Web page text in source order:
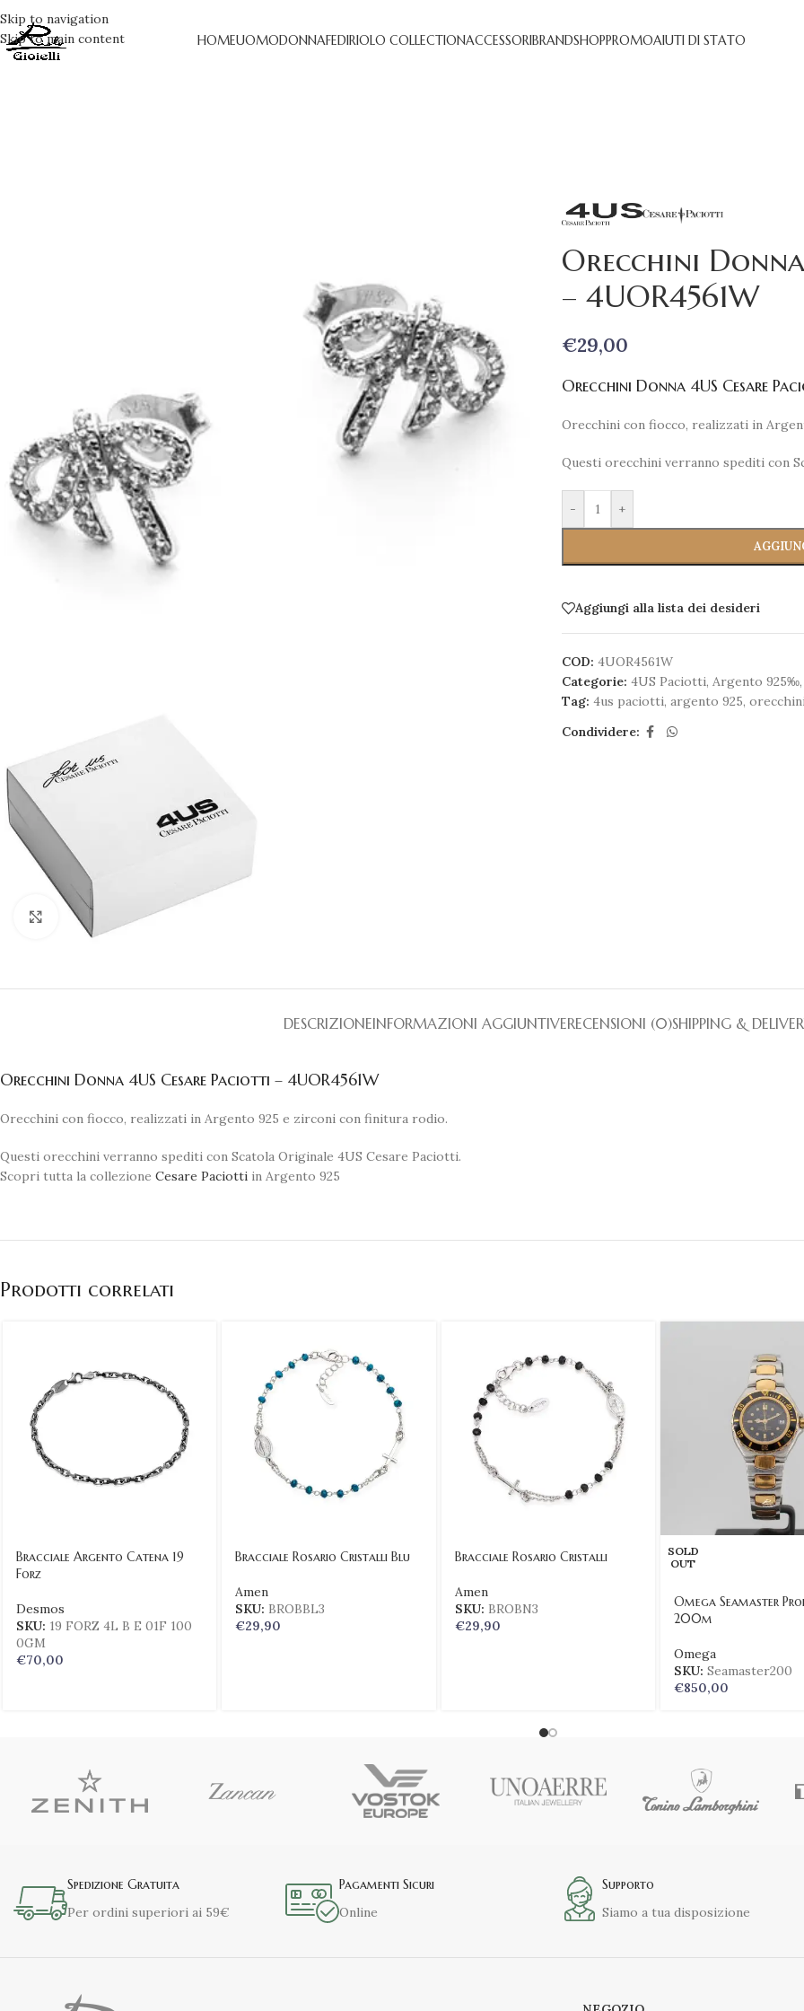
Skip to navigation
Skip to main content
HOMEUOMODONNAFEDIRIOLO COLLECTIONACCESSORIBRANDSHOPPROMOAIUTI DI STATO
Clicca per ingrandire
Orecchini
– 4UOR4561W
€29,00
Orecchini Donna 4US Cesare
Orecchini con fiocco, realizzati in
Questi orecchini verranno spediti con
- +
Aggiungi alla lista dei desideri
COD: 4UOR4561W
Categorie: 4US Paciotti, Argento 925‰,
Tag: 4us paciotti, argento 925,
Condividere:
DESCRIZIONEINFORMAZIONI AGGIUNTIVERECENSIONI (0)SHIPPING &
Orecchini Donna 4US Cesare Paciotti – 4UOR4561W
Orecchini con fiocco, realizzati in Argento 925 e zirconi con finitura rodio.
Questi orecchini verranno spediti con Scatola Originale 4US Cesare Paciotti.
Scopri tutta la collezione Cesare Paciotti in Argento 925
Prodotti correlati
Bracciale Argento Catena 19
Forz
Desmos
SKU: 19 FORZ 4L B E 01F 100
0GM
€70,00
Bracciale Rosario Cristalli Blu
Amen
SKU: BROBBL3
€29,90
Bracciale Rosario Cristalli
Amen
SKU: BROBN3
€29,90
SOLD
OUT
Omega Seamaster
200m
Omega
SKU:Seamaster200
€850,00
Spedizione Gratuita
Per ordini superiori ai 59€
Pagamenti Sicuri
Online
Supporto
Siamo a tua disposizione